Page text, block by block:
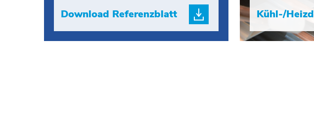
Download Referenzblatt Kühl-/